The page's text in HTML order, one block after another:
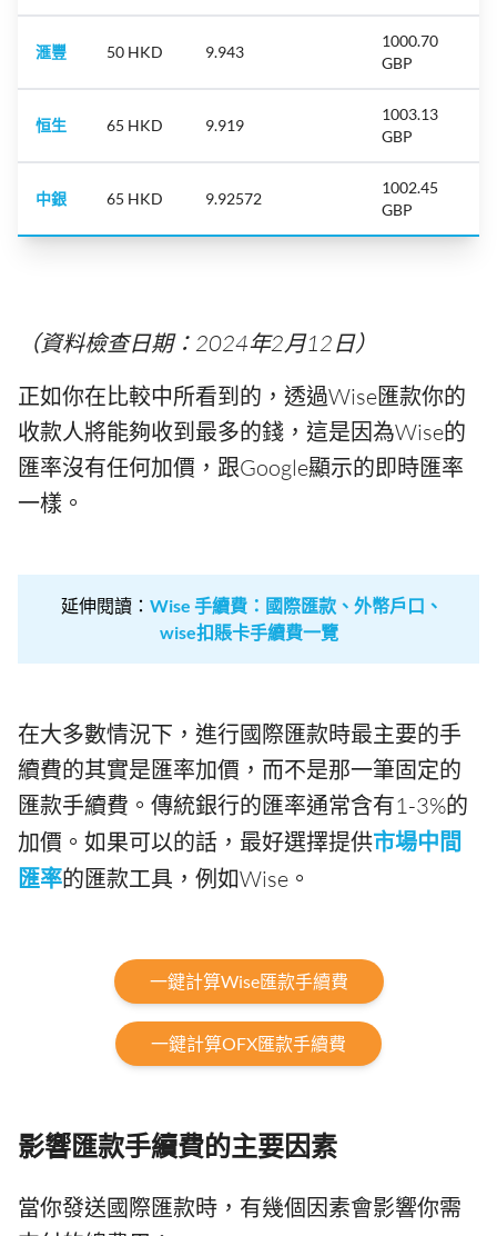
滙豐 50 HKD 9.943
1000.70
GBP
恒生 65 HKD 9.919
1003.13
GBP
中銀 65 HKD 9.92572
1002.45
GBP
（資料檢查日期：2024年2月12日）
正如你在比較中所看到的，透過Wise匯款你的
收款人將能夠收到最多的錢，這是因為Wise的
匯率沒有任何加價，跟Google顯示的即時匯率
一樣。
延伸閱讀： Wise 手續費：國際匯款、外幣戶口、
wise扣賬卡手續費一覽
在大多數情況下，進行國際匯款時最主要的手
續費的其實是匯率加價，而不是那一筆固定的
匯款手續費。傳統銀行的匯率通常含有1-3%的
加價。如果可以的話，最好選擇提供市場中間
匯率的匯款工具，例如Wise。
一鍵計算Wise匯款手續費
一鍵計算OFX匯款手續費
影響匯款手續費的主要因素
當你發送國際匯款時，有幾個因素會影響你需